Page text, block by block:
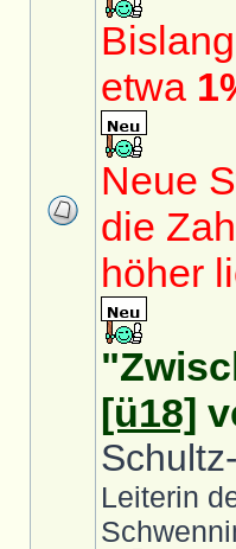
etwa
Neue
die
höher
[ü18]
Leiterin